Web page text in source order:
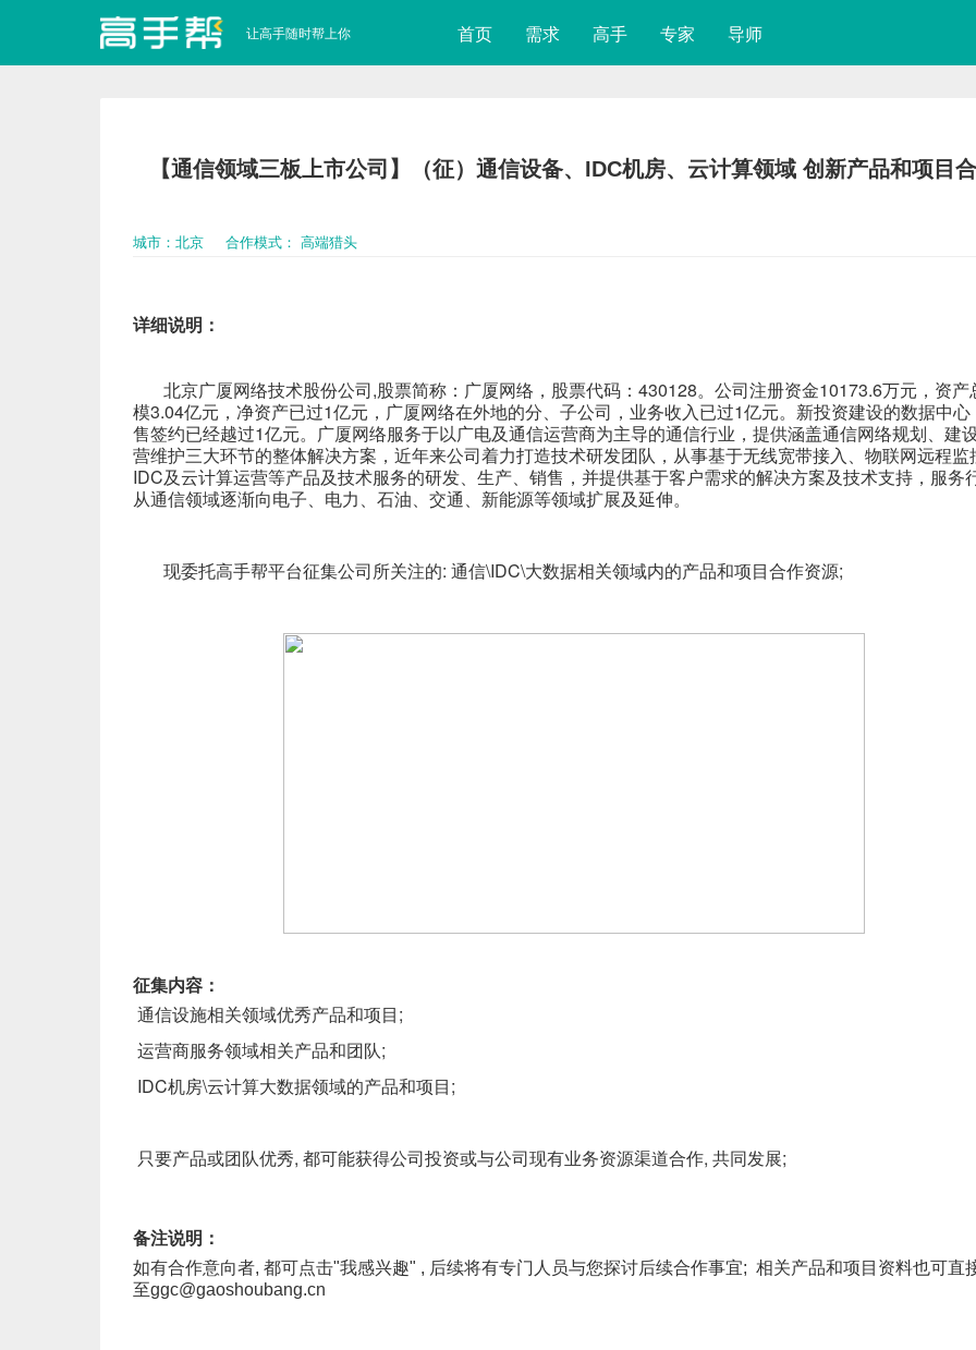
让高手随时帮上你 首页 需求 高手 专家 导师
【通信领域三板上市公司】（征）通信设备、IDC机房、云计算领域 创新产品和项目
城市：北京 合作模式： 高端猎头
详细说明
北京广厦网络技术股份公司,股票简称：广厦网络，股票代码：430128。公司注册资金10173.6万元，资产
模3.04亿元，净资产已过1亿元，广厦网络在外地的分、子公司，业务收入已过1亿元。新投资建设的数据中心
售签约已经越过1亿元。广厦网络服务于以广电及通信运营商为主导的通信行业，提供涵盖通信网络规划、建
营维护三大环节的整体解决方案，近年来公司着力打造技术研发团队，从事基于无线宽带接入、物联网远程监
IDC及云计算运营等产品及技术服务的研发、生产、销售，并提供基于客户需求的解决方案及技术支持，服务
从通信领域逐渐向电子、电力、石油、交通、新能源等领域扩展及延伸。
现委托高手帮平台征集公司所关注的: 通信\IDC\大数据相关领域内的产品和项目合作资源;
征集内容
通信设施相关领域优秀产品和项目;
运营商服务领域相关产品和团队;
IDC机房\云计算大数据领域的产品和项目;
只要产品或团队优秀, 都可能获得公司投资或与公司现有业务资源渠道合作, 共同发
备注说明
如有合作意向者, 都可点击"我感兴趣" , 后续将有专门人员与您探讨后续合作事宜; 相关产品和项目资料也可直
至ggc@gaoshoubang.cn